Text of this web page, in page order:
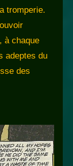
tromperie.
à chaque
adeptes du
des